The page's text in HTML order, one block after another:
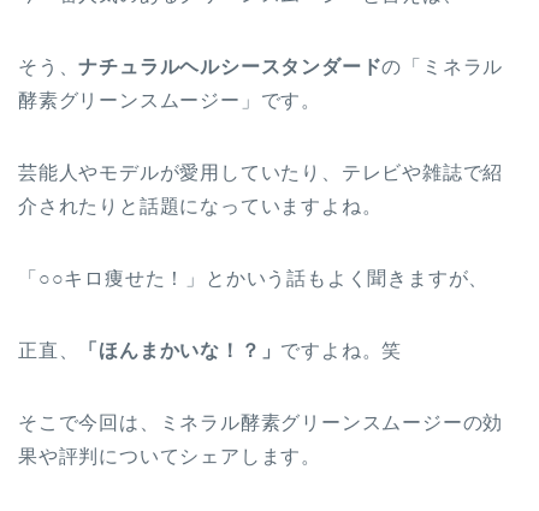
そう、ナチュラルヘルシースタンダードの 「ミネラル
酵素グリーンスムージー」 です。
芸能人やモデルが愛用していたり、テレビや雑誌で紹
介されたりと話題になっていますよね。
「○○キロ痩せた！」とかいう話もよく聞きますが、
正直、 「ほんまかいな！？」 ですよね。笑
そこで今回は、ミネラル酵素グリーンスムージーの効
果や評判についてシェアします。